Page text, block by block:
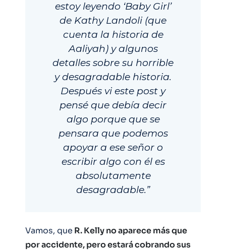
estoy leyendo ‘Baby Girl’
de Kathy Landoli (que
cuenta la historia de
Aaliyah) y algunos
detalles sobre su horrible
y desagradable historia.
Después vi este post y
pensé que debía decir
algo porque que se
pensara que podemos
apoyar a ese señor o
escribir algo con él es
absolutamente
desagradable.”
Vamos, que R. Kelly no aparece más que
por accidente, pero estará cobrando sus